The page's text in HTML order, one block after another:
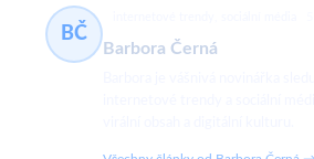
BČ
Barbora Černá